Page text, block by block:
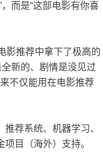
而是“这部电影有你喜
影推荐中拿下了极高的
新的、剧情是没见过
不仅能用在电影推荐
荐系统、机器学习、
目（海外）支持。